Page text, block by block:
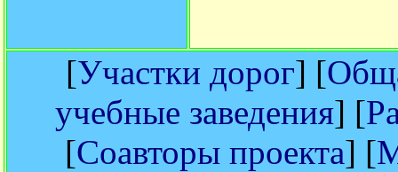
[Участки дорог] [
учебные заведения] [
[Соавторы проекта] [